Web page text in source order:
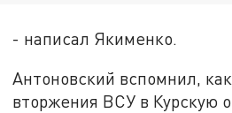
- написал Якименко.
Антоновский вспомнил,
вторжения ВСУ в Курскую